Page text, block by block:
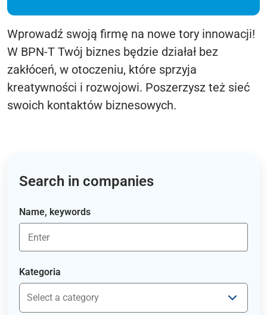
Wprowadź swoją firmę na nowe tory innowacji!
W BPN-T Twój biznes będzie działał bez
zakłóceń, w otoczeniu, które sprzyja
kreatywności i rozwojowi. Poszerzysz też sieć
swoich kontaktów biznesowych.
Search in companies
Name, keywords
Kategoria